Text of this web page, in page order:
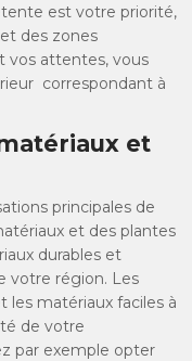
est votre priorité,
des zones
vos attentes, vous
correspondant à
et
principales de
et des plantes
durables et
votre région. Les
les matériaux faciles à
de votre
par exemple opter